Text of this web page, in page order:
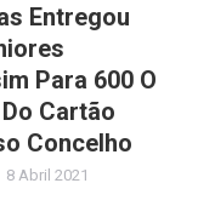
Entregou
Para 600 O
Cartão
Concelho
8 Abril 2021